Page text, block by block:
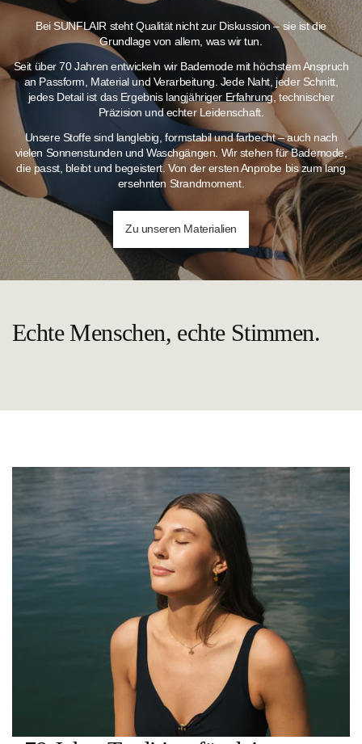
Bei SUNFLAIR steht Qualität nicht zur Diskussion – sie ist die
Grundlage von allem, was wir tun.
Seit über 70 Jahren entwickeln wir Bademode mit höchstem Anspruch
an Passform, Material und Verarbeitung. Jede Naht, jeder Schnitt,
jedes Detail ist das Ergebnis langjähriger Erfahrung, technischer
Präzision und echter Leidenschaft.
Unsere Stoffe sind langlebig, formstabil und farbecht – auch nach
vielen Sonnenstunden und Waschgängen. Wir stehen für Bademode,
die passt, bleibt und begeistert. Von der ersten Anprobe bis zum lang
ersehnten Strandmoment.
Zu unseren Materialien
Echte Menschen, echte Stimmen.